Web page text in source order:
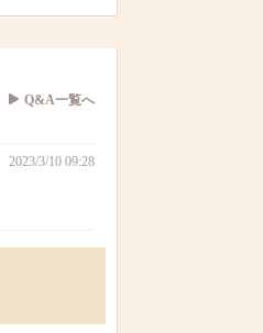
Q&A一覧へ
2023/3/10 09:28